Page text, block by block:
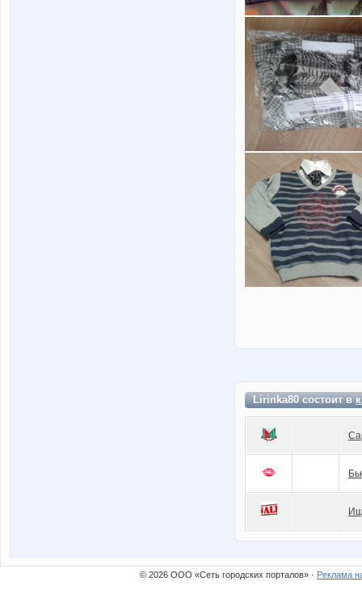
Lirinka80 состоит в
© 2026 ООО «Сеть городских порталов» · Реклама